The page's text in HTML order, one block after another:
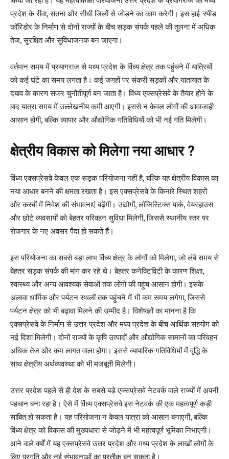
प्रदेश के रीवा, सतना और सीधी जिलों से जोड़ने का काम करेगी। इस हाई-स्पीड
कॉरिडोर के निर्माण से दोनों राज्यों के बीच सड़क संपर्क पहले की तुलना में अधिक
तेज, सुरक्षित और सुविधाजनक बन जाएगा।
वर्तमान समय में प्रयागराज से मध्य प्रदेश के विंध्य क्षेत्र तक पहुंचने में यात्रियों
को कई घंटे का समय लगता है। कई जगहों पर संकरी सड़कों और यातायात के
दबाव के कारण सफर चुनौतीपूर्ण बन जाता है। विंध्य एक्सप्रेसवे के तैयार होने के
बाद यात्रा समय में उल्लेखनीय कमी आएगी। इससे न केवल लोगों की आवाजाही
आसान होगी, बल्कि व्यापार और औद्योगिक गतिविधियों को भी नई गति मिलेगी।
क्षेत्रीय विकास को मिलेगा नया आधार ?
विंध्य एक्सप्रेसवे केवल एक सड़क परियोजना नहीं है, बल्कि यह क्षेत्रीय विकास का
नया आधार बनने की क्षमता रखता है। इस एक्सप्रेसवे के किनारे स्थित शहरों
और कस्बों में निवेश की संभावनाएं बढ़ेंगी। उद्योगों, लॉजिस्टिक्स पार्क, वेयरहाउस
और छोटे व्यवसायों को बेहतर परिवहन सुविधा मिलेगी, जिससे स्थानीय स्तर पर
रोजगार के नए अवसर पैदा हो सकते हैं।
इस परियोजना का सबसे बड़ा लाभ विंध्य क्षेत्र के लोगों को मिलेगा, जो लंबे समय से
बेहतर सड़क संपर्क की मांग कर रहे थे। बेहतर कनेक्टिविटी के कारण शिक्षा,
स्वास्थ्य और अन्य आवश्यक सेवाओं तक लोगों की पहुंच आसान होगी। इसके
अलावा धार्मिक और पर्यटन स्थलों तक पहुंचने में भी कम समय लगेगा, जिससे
पर्यटन क्षेत्र को भी बढ़ावा मिलने की उम्मीद है। विशेषज्ञों का मानना है कि
एक्सप्रेसवे के निर्माण से उत्तर प्रदेश और मध्य प्रदेश के बीच आर्थिक सहयोग को
नई दिशा मिलेगी। दोनों राज्यों के कृषि उत्पादों और औद्योगिक सामानों का परिवहन
अधिक तेज और कम लागत वाला होगा। इससे व्यापारिक गतिविधियों में वृद्धि के
साथ क्षेत्रीय अर्थव्यवस्था को भी मजबूती मिलेगी।
उत्तर प्रदेश पहले से ही देश के सबसे बड़े एक्सप्रेसवे नेटवर्क वाले राज्यों में अपनी
पहचान बना रहा है। ऐसे में विंध्य एक्सप्रेसवे इस नेटवर्क की एक महत्वपूर्ण कड़ी
साबित हो सकता है। यह परियोजना न केवल यात्रा को आसान बनाएगी, बल्कि
विंध्य क्षेत्र को विकास की मुख्यधारा से जोड़ने में भी महत्वपूर्ण भूमिका निभाएगी।
आने वाले वर्षों में यह एक्सप्रेसवे उत्तर प्रदेश और मध्य प्रदेश के लाखों लोगों के
लिए प्रगति और नई संभावनाओं का प्रतीक बन सकता है।